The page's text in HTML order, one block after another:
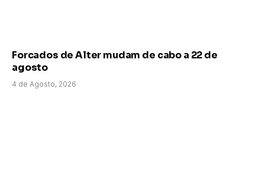
Forcados de Alter mudam de cabo a 22 de
agosto
4 de Agosto, 2026